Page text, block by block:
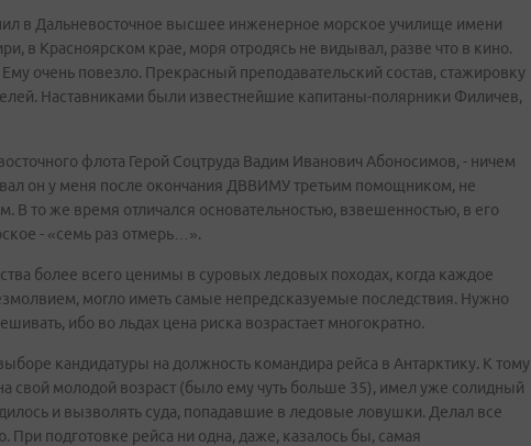
в Дальневосточное высшее инженерное морское училище имени
в Красноярском крае, моря отродясь не видывал, разве что в кино.
очень повезло. Прекрасный преподавательский состав, стажировку
Наставниками были известнейшие капитаны-полярники Филичев,
флота Герой Соцтруда Вадим Иванович Абоносимов, - ничем
он у меня после окончания ДВВИМУ третьим помощником, не
В то же время отличался основательностью, взвешенностью, в его
- «семь раз отмерь…».
более всего ценимы в суровых ледовых походах, когда каждое
могло иметь самые непредсказуемые последствия. Нужно
ибо во льдах цена риска возрастает многократно.
кандидатуры на должность командира рейса в Антарктику. К тому
свой молодой возраст (было ему чуть больше 35), имел уже солидный
и вызволять суда, попадавшие в ледовые ловушки. Делал все
При подготовке рейса ни одна, даже, казалось бы, самая